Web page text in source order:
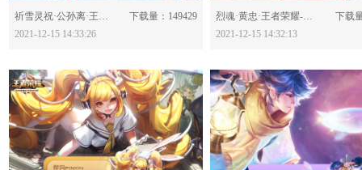
分享：
祈雪灵祝·公孙离·王者荣耀-623469
下载量：149429
2021-12-15 14:33:26
分享：
烈魂·黄忠·王者荣耀-623467
下载
2021-12-15 14:32:13